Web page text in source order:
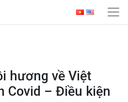
hương về Việt
Covid – Điều kiện